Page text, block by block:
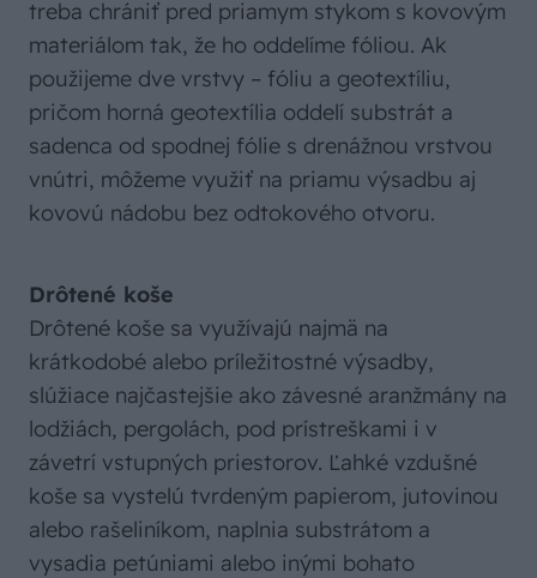
treba chrániť pred priamym stykom s kovovým
materiálom tak, že ho oddelíme fóliou. Ak
použijeme dve vrstvy – fóliu a geotextíliu,
pričom horná geotextília oddelí substrát a
sadenca od spodnej fólie s drenážnou vrstvou
vnútri, môžeme využiť na priamu výsadbu aj
kovovú nádobu bez odtokového otvoru.
Drôtené koše
Drôtené koše sa využívajú najmä na
krátkodobé alebo príležitostné výsadby,
slúžiace najčastejšie ako závesné aranžmány na
lodžiách, pergolách, pod prístreškami i v
závetrí vstupných priestorov. Ľahké vzdušné
koše sa vystelú tvrdeným papierom, jutovinou
alebo rašeliníkom, naplnia substrátom a
vysadia petúniami alebo inými bohato